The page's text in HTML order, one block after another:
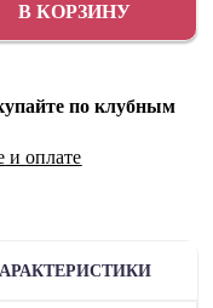
В КОРЗИНУ
по клубным
иоплате